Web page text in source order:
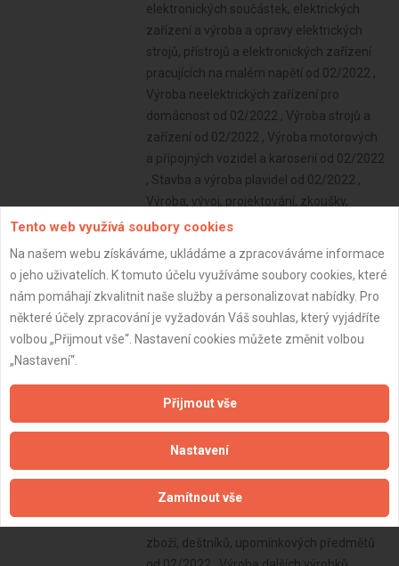
Tento web využívá soubory cookies
Na našem webu získáváme, ukládáme a zpracováváme informace
o jeho uživatelích. K tomuto účelu využíváme soubory cookies, které
nám pomáhají zkvalitnit naše služby a personalizovat nabídky. Pro
některé účely zpracování je vyžadován Váš souhlas, který vyjádříte
volbou „Přijmout vše“. Nastavení cookies můžete změnit volbou
„Nastavení“.
Přijmout vše
Nastavení
Zamítnout vše